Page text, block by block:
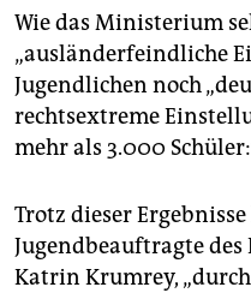
Wie das Ministerium
„ausländerfeindliche
Jugendlichen noch
rechtsextreme
mehr als 3.000
Trotz dieser
Jugendbeauftragte
Katrin Krumrey,